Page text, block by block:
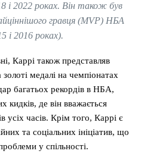
і 2022 роках. Він також був
гравця (MVP) НБА
і 2016 роках).
Каррі також представляв
медалі на чемпіонатах
багатьох рекордів в НБА,
кидків, де він вважається
усіх часів. Крім того, Каррі є
та соціальних ініціатив, що
у спільності.